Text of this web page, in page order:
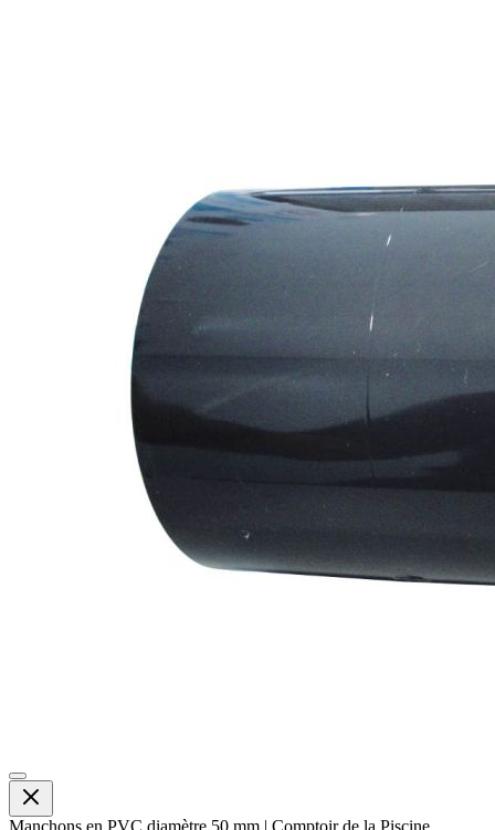
Manchons en PVC diamètre 50 mm | Comptoir de la Piscine